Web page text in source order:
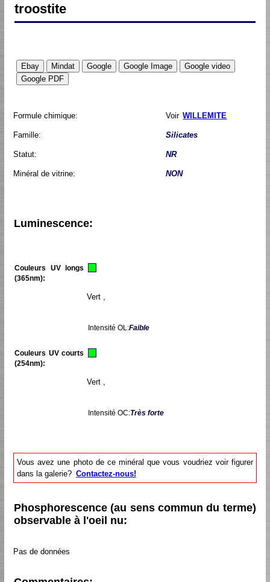
troostite
Formule chimique: Voir WILLEMITE
Famille: Silicates
Statut: NR
Minéral de vitrine: NON
Luminescence:
Couleurs UV longs
(365nm):
Vert ,
Intensité OL:Faible
Couleurs UV courts
(254nm):
Vert ,
Intensité OC:Très forte
Vous avez une photo de ce minéral que vous voudriez voir figurer
dans la galerie? Contactez-nous!
Phosphorescence (au sens commun du terme)
observable à l'oeil nu:
Pas de données